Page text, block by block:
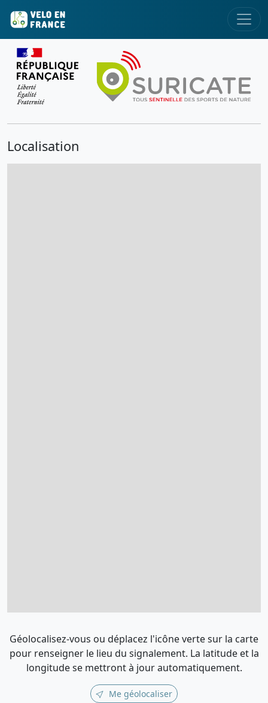
Localisation
Géolocalisez-vous ou déplacez l'icône verte sur la carte
pour renseigner le lieu du signalement. La latitude et la
longitude se mettront à jour automatiquement.
Me géolocaliser